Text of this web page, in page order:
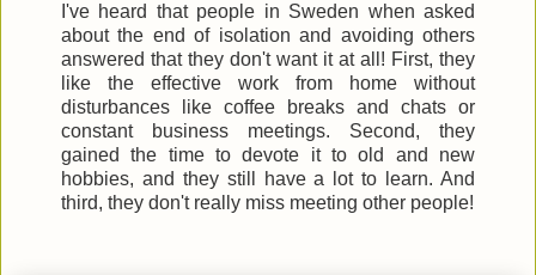
I've heard that people in Sweden when asked
about the end of isolation and avoiding others
answered that they don't want it at all! First, they
like the effective work from home without
disturbances like coffee breaks and chats or
constant business meetings. Second, they
gained the time to devote it to old and new
hobbies, and they still have a lot to learn. And
third, they don't really miss meeting other people!